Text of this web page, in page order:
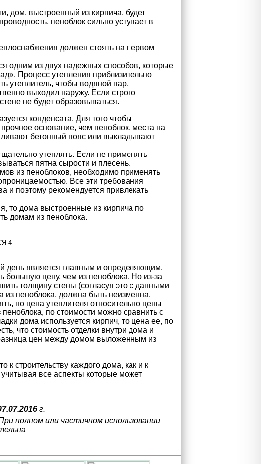
дом, выстроенный из кирпича, будет
пеноблок сильно уступает в
должен стоять на первом
одним из двух надежных способов, которые
Процесс утепления приблизительно
утеплитель, чтобы водяной пар,
выходил наружу. Если строго
не будет образовываться.
конденсата. Для того чтобы
основание, чем пеноблок, места на
бетонный пояс или выкладывают
утеплять. Если не применять
пятна сырости и плесень.
из пеноблоков, необходимо применять
Все эти требования
и поэтому рекомендуется привлекать
то дома выстроенные из кирпича по
домам из пеноблока.
4
день является главным и определяющим.
большую цену, чем из пеноблока. Но из-за
толщину стены (согласуя это с данными
из пеноблока, должна быть неизменна.
но цена утеплителя относительно цены
по стоимости можно сравнить с
дома используется кирпич, то цена ее, по
что стоимость отделки внутри дома и
цен между домом выложенным из
строительству каждого дома, как и к
все аспекты которые может
г.
полном или частичном использовании